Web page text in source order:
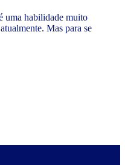
uma habilidade muito
Mas para se